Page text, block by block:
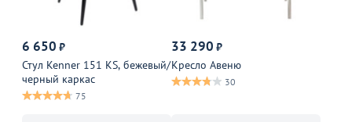
6 650 ₽
Стул Kenner 151 KS, бежевый/
черный каркас
75
33 290 ₽
Кресло Авеню
30